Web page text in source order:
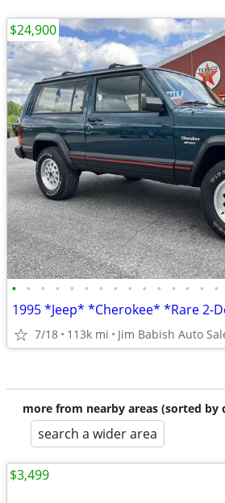
• • • • • • • • • • • • • • •
7/18 113k mi Jim Babish Auto
$24,900
more from nearby areas (sorted by
search a wider area
$3,499